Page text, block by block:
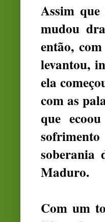
Assim
mudou
então,
levantou,
ela
com as
que
soberania
Maduro.
Com um